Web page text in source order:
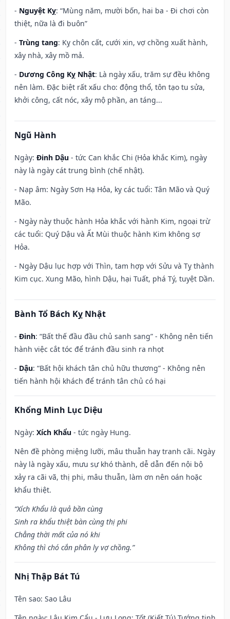
- Nguyệt Kỵ: “Mùng năm, mười bốn, hai ba - Đi chơi còn
thiệt, nữa là đi buôn”
- Trùng tang: Kỵ chôn cất, cưới xin, vợ chồng xuất hành,
xây nhà, xây mồ mả.
- Dương Công Kỵ Nhật: Là ngày xấu, trăm sự đều không
nên làm. Đặc biệt rất xấu cho: động thổ, tôn tạo tu sửa,
khởi công, cất nóc, xây mộ phần, an táng...
Ngũ Hành
Ngày: Đinh Dậu - tức Can khắc Chi (Hỏa khắc Kim), ngày
này là ngày cát trung bình (chế nhật).
- Nạp âm: Ngày Sơn Hạ Hỏa, kỵ các tuổi: Tân Mão và Quý
Mão.
- Ngày này thuộc hành Hỏa khắc với hành Kim, ngoại trừ
các tuổi: Quý Dậu và Ất Mùi thuộc hành Kim không sợ
Hỏa.
- Ngày Dậu lục hợp với Thìn, tam hợp với Sửu và Tỵ thành
Kim cục. Xung Mão, hình Dậu, hại Tuất, phá Tý, tuyệt Dần.
Bành Tổ Bách Kỵ Nhật
- Đinh: “Bất thế đầu đầu chủ sanh sang” - Không nên tiến
hành việc cắt tóc để tránh đầu sinh ra nhọt
- Dậu: “Bất hội khách tân chủ hữu thương” - Không nên
tiến hành hội khách để tránh tân chủ có hại
Khổng Minh Lục Diệu
Ngày: Xích Khẩu - tức ngày Hung.
Nên đề phòng miệng lưỡi, mâu thuẫn hay tranh cãi. Ngày
này là ngày xấu, mưu sự khó thành, dễ dẫn đến nội bộ
xảy ra cãi vã, thị phi, mâu thuẫn, làm ơn nên oán hoặc
khẩu thiệt.
“Xích Khẩu là quả bần cùng
Sinh ra khẩu thiệt bàn cùng thị phi
Chẳng thời mất của nó khi
Không thì chó cắn phân ly vợ chồng.”
Nhị Thập Bát Tú
Tên sao: Sao Lâu